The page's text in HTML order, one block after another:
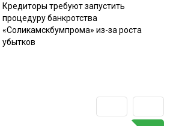
Кредиторы требуют запустить
процедуру банкротства
«Соликамскбумпрома» из-за роста
убытков